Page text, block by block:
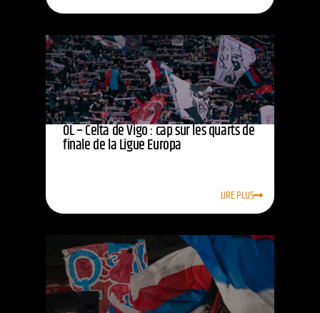
OL – Celta de Vigo : cap sur les quarts de
finale de la Ligue Europa
LIRE PLUS